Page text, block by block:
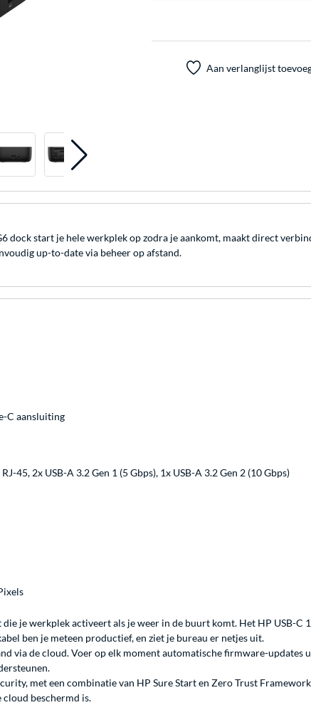
Aan verlanglijst
dock start je hele werkplek op zodra je aankomt, maakt direct
up-to-date via beheer op afstand.
C aansluiting
45, 2x USB-A 3.2 Gen 1 (5 Gbps), 1x USB-A 3.2 Gen 2 (10 Gbps)
je werkplek activeert als je weer in de buurt komt. Het HP USB-
ben je meteen productief, en ziet je bureau er netjes uit.
via de cloud. Voer op elk moment automatische firmware-
met een combinatie van HP Sure Start en Zero Trust
cloud beschermd is.